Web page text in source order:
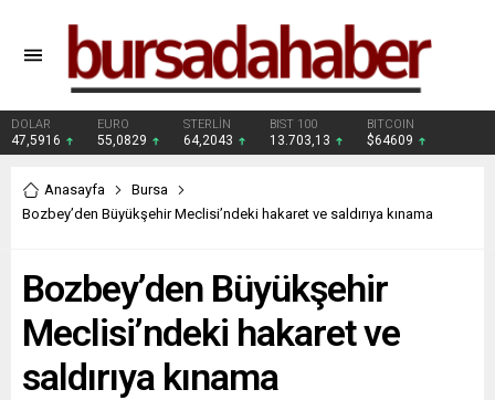
DOLAR
47,5916
EURO
55,0829
STERLİN
64,2043
BIST 100
13.703,13
BITCOIN
$64609
Anasayfa
Bursa
Bozbey’den Büyükşehir Meclisi’ndeki hakaret ve saldırıya kınama
Bozbey’den Büyükşehir
Meclisi’ndeki hakaret ve
saldırıya kınama